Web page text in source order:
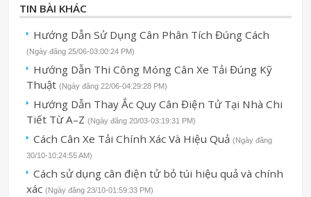
TIN BÀI KHÁC
Hướng Dẫn Sử Dụng Cân Phân Tích Đúng Cách
(Ngày đăng 25/06-03:00:24 PM)
Hướng Dẫn Thi Công Móng Cân Xe Tải Đúng Kỹ
Thuật (Ngày đăng 22/06-04:29:28 PM)
Hướng Dẫn Thay Ắc Quy Cân Điện Tử Tại Nhà Chi
Tiết Từ A–Z (Ngày đăng 20/03-03:19:31 PM)
Cách Cân Xe Tải Chính Xác Và Hiệu Quả (Ngày đăng
30/10-10:24:55 AM)
Cách sử dụng cân điện tử bỏ túi hiệu quả và chính
xác(Ngày đăng 23/10-01:59:33 PM)